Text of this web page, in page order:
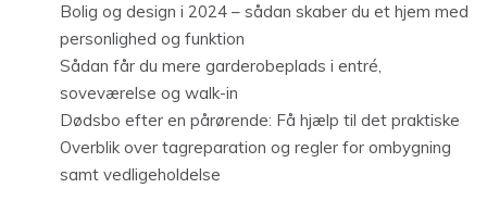
Bolig og design i 2024 – sådan skaber du et hjem med
personlighed og funktion
Sådan får du mere garderobeplads i entré,
soveværelse og walk-in
Dødsbo efter en pårørende: Få hjælp til det praktiske
Overblik over tagreparation og regler for ombygning
samt vedligeholdelse